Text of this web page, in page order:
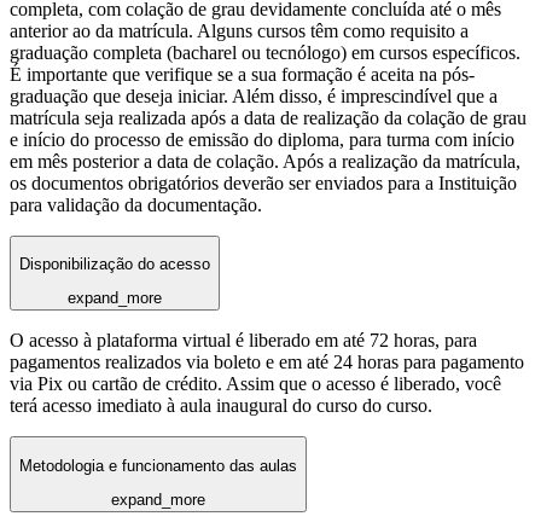
completa, com colação de grau devidamente concluída até o mês
anterior ao da matrícula. Alguns cursos têm como requisito a
graduação completa (bacharel ou tecnólogo) em cursos específicos.
É importante que verifique se a sua formação é aceita na pós-
graduação que deseja iniciar. Além disso, é imprescindível que a
matrícula seja realizada após a data de realização da colação de grau
e início do processo de emissão do diploma, para turma com início
em mês posterior a data de colação. Após a realização da matrícula,
os documentos obrigatórios deverão ser enviados para a Instituição
para validação da documentação.
Disponibilização do acesso
expand_more
O acesso à plataforma virtual é liberado em até 72 horas, para
pagamentos realizados via boleto e em até 24 horas para pagamento
via Pix ou cartão de crédito. Assim que o acesso é liberado, você
terá acesso imediato à aula inaugural do curso do curso.
Metodologia e funcionamento das aulas
expand_more